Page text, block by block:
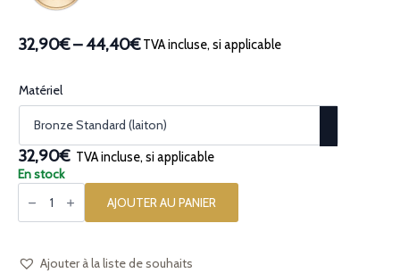
32,90€–44,40€
Plage
prix :
32,90€
44,40€
TVA incluse, si applicable
Matériel
32,90€ TVA incluse, si applicable
En stock
quantité
de
en
Egg
AJOUTER AU PANIER
Ajouter à la liste de souhaits